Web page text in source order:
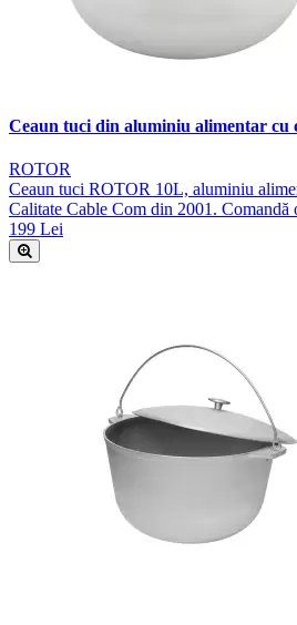
Ceaun tuci din aluminiu alimentar
ROTOR
Ceaun tuci ROTOR 10L, aluminiu
Calitate Cable Com din 2001. Comandă
199 Lei